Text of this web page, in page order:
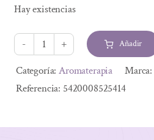
era:
17,74 €.
es:
15,79 €.
Hay existencias
DIFUSIÓN
EUCALYPUR
30
Añadir
Alternative:
Categoría:Aromaterapia Marca:
Referencia: 5420008525414